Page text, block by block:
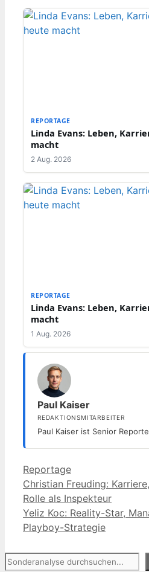
REPORTAGE
Linda Evans: Leben,
macht
2 Aug. 2026
REPORTAGE
Linda Evans: Leben,
macht
1 Aug. 2026
Paul Kaiser
REDAKTIONSMITARBEITER
Paul Kaiser ist Senior
Kategorien
Reportage
Christian Freuding:
Rolle als Inspekteur
Yeliz Koc: Reality-Star,
Playboy-Strategie
Suchen